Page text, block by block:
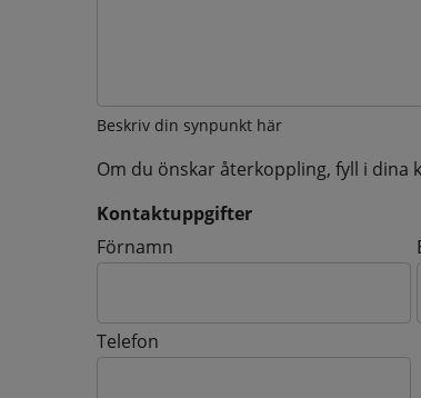
Beskriv din synpunkt här
Om du önskar återkoppling, fyll i dina
Kontaktuppgifter
Kontaktuppgifter
Förnamn
Telefon